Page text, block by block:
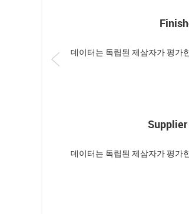
데이터는 독립된 제삼자가 평가
데이터는 독립된 제삼자가 평가